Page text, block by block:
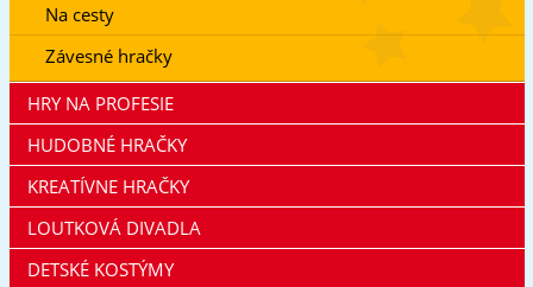
Na cesty
Závesné hračky
HRY NA PROFESIE
HUDOBNÉ HRAČKY
KREATÍVNE HRAČKY
LOUTKOVÁ DIVADLA
DETSKÉ KOSTÝMY